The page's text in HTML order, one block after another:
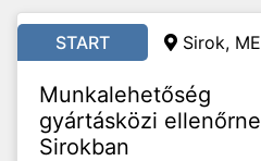
START Sirok,
Munkalehetőség
gyártásközi
Sirokban